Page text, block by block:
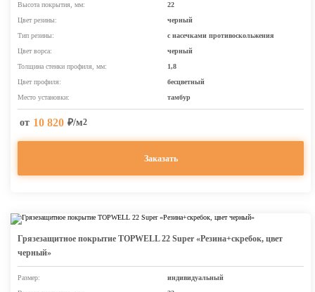
Высота покрытия, мм:
22
Цвет резины:
черный
Тип резины:
с насечками противоскольжения
Цвет ворса:
черный
Толщина стенки профиля, мм:
1,8
Цвет профиля:
бесцветный
Место установки:
тамбур
от 10 820 ₽/м2
Заказать
Грязезащитное покрытие TOPWELL 22 Super «Резина+скребок, цвет
черный»
Размер:
индивидуальный